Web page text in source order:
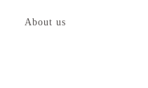
About us